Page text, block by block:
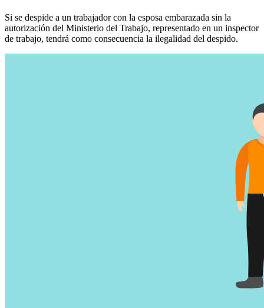
Si se despide a un trabajador con la esposa embarazada sin la
autorización del Ministerio del Trabajo, representado en un inspector
de trabajo, tendrá como consecuencia la ilegalidad del despido.